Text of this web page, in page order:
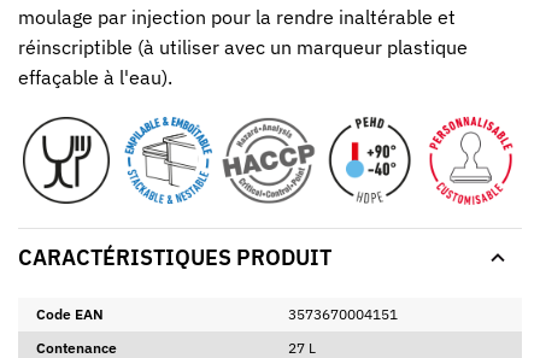
moulage par injection pour la rendre inaltérable et
réinscriptible (à utiliser avec un marqueur plastique
effaçable à l'eau).
CARACTÉRISTIQUES PRODUIT
Code EAN
3573670004151
Contenance
27 L